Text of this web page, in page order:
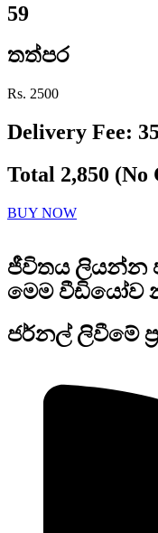
58
තත්පර
Rs. 2500
Delivery Fee:
Total 2,850 (No
BUY NOW
ජීවිතය ලියන්න
මෙම වීඩියෝව
ජර්නල් ලිවීමේ